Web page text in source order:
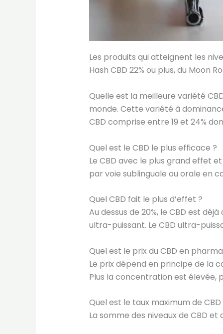
Les produits qui atteignent les
Hash CBD 22% ou plus, du Moon
Quelle est la meilleure variété
monde. Cette variété à
CBD comprise entre 19 et 24%
Quel est le CBD le plus efficace ?
Le CBD avec le plus grand effet
par voie sublinguale ou orale en
Quel CBD fait le plus d’effet ?
Au dessus de 20%, le CBD est
ultra-puissant. Le CBD ultra-
Quel est le prix du CBD en
Le prix dépend en principe de la
Plus la concentration est élevée,
Quel est le taux maximum de CBD
La somme des niveaux de CBD et